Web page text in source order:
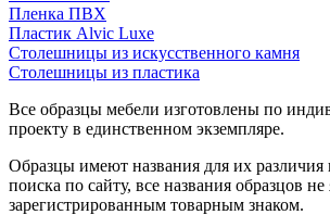
Пленка ПВХ
Пластик Alvic Luxe
Столешницы из искусственного камня
Столешницы из пластика
Все образцы мебели изготовлены по
проекту в единственном экземпляре.
Образцы имеют названия для их различия
поиска по сайту, все названия образцов не
зарегистрированным товарным знаком.